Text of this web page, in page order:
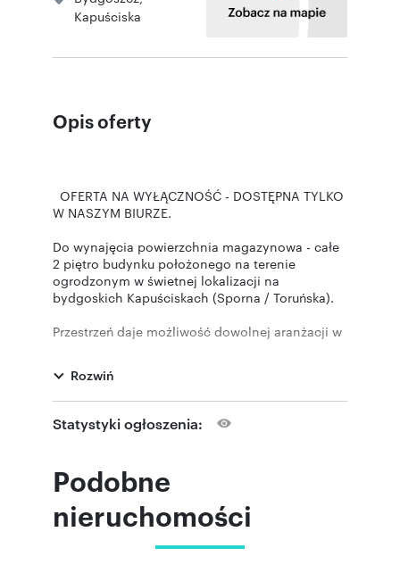
Kapuściska
Opis oferty
OFERTA NA WYŁĄCZNOŚĆ - DOSTĘPNA TYLKO
W NASZYM BIURZE.
Do wynajęcia powierzchnia magazynowa - całe
2 piętro budynku położonego na terenie
ogrodzonym w świetnej lokalizacji na
bydgoskich Kapuściskach (Sporna / Toruńska).
Przestrzeń daje możliwość dowolnej aranżacji w
każdego punktu Bydgoszczy.
Możliwość powiększenia powierzchni o
dodatkowe 1100m2 na 1 piętrze (wysokość 3m)
Powierzchnia: 1141m2
Nośność: 1000kg/m2
doprowadzona do piętra.
Rozwiń
Statystyki ogłoszenia:
Podobne
nieruchomości